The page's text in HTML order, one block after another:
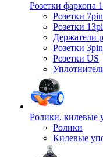
Розетки фаркопа
Розетки 7pin
Розетки
Держатели
Розетки 3pin
Розетки US
Ролики, килевые
Ролики
Килевые